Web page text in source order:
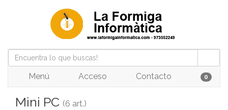
Menú Acceso Contacto 0
Mini PC (6 art.)